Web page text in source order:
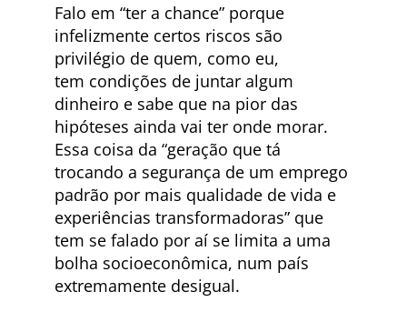
Falo em “ter a chance” porque
infelizmente certos riscos são
privilégio de quem, como eu,
tem condições de juntar algum
dinheiro e sabe que na pior das
hipóteses ainda vai ter onde morar.
Essa coisa da “geração que tá
trocando a segurança de um emprego
padrão por mais qualidade de vida e
experiências transformadoras” que
tem se falado por aí se limita a uma
bolha socioeconômica, num país
extremamente desigual.